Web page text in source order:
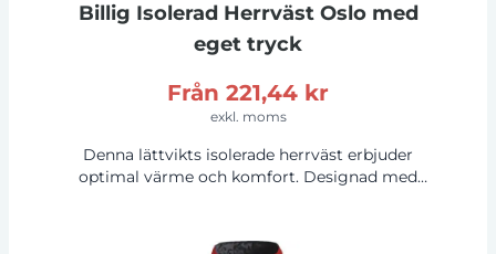
Billig Isolerad Herrväst Oslomed
eget tryck
Från 221,44 kr
exkl. moms
Denna lättvikts isolerade herrväst erbjuder
optimal värme och komfort. Designad med
Har matchande omvända dragkedjor, två